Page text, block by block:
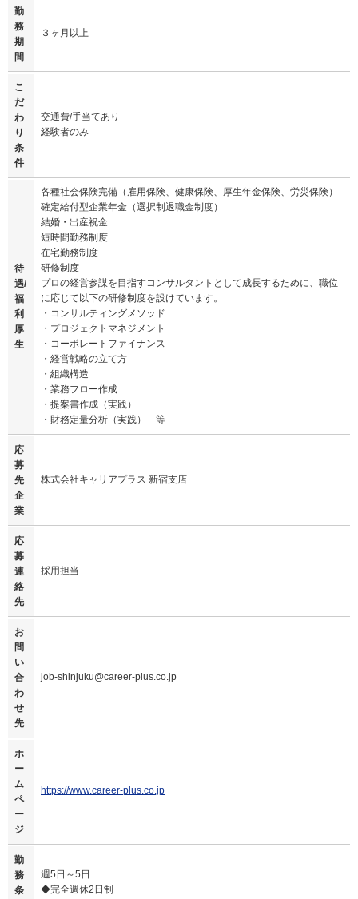
勤
務
期
間
３ヶ月以上
こ
だ
わ
り
条
件
交通費/手当てあり
経験者のみ
待
遇/
福
利
厚
生
各種社会保険完備（雇用保険、健康保険、厚生年金保険、労災保険）
確定給付型企業年金（選択制退職金制度）
結婚・出産祝金
短時間勤務制度
在宅勤務制度
研修制度
プロの経営参謀を目指すコンサルタントとして成長するために、職位
に応じて以下の研修制度を設けています。
・コンサルティングメソッド
・プロジェクトマネジメント
・コーポレートファイナンス
・経営戦略の立て方
・組織構造
・業務フロー作成
・提案書作成（実践）
・財務定量分析（実践） 等
応
募
先
企
業
株式会社キャリアプラス 新宿支店
応
募
連
絡
先
採用担当
お
問
い
合
わ
せ
先
job-shinjuku@career-plus.co.jp
ホ
ー
ム
ペ
ー
ジ
https://www.career-plus.co.jp
勤
務
条
週5日～5日
◆完全週休2日制